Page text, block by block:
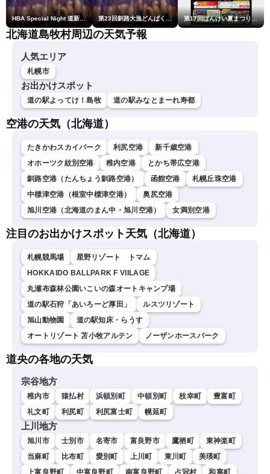
HBA Special Night 道新・秋華火（はなび） 第23回釧路大漁どんぱく花火大会 ～道新・光と音のファンタジー～ 第17回ばんけい夏まつり大花火大会
北海道島牧村周辺の天気予報
人気エリア
札幌市
お出かけスポット
道の駅よってけ！島牧 道の駅みなとまーれ寿都
空港の天気（北海道）
たきかわスカイパーク 利尻空港
新千歳空港
オホーツク紋別空港
稚内空港
とかち帯広空港
釧路空港（たんちょう釧路空港）
函館空港
札幌丘珠空港
中標津空港（根室中標津空港）
奥尻空港
旭川空港（北海道のまん中・旭川空港）
女満別空港
注目のお出かけスポット天気（北海道）
札幌競馬場
星野リゾート トマム
HOKKAIDO BALLPARK F VIILAGE
丸瀬布森林公園いこいの森オートキャンプ場
道の駅石狩「あいろーど厚田」
ルスツリゾート
旭山動物園
道の駅知床・らうす
オートリゾート 苫小牧アルテン
ノーザンホースパーク
道央の各地の天気
宗谷地方
稚内市 猿払村 浜頓別町 中頓別町 枝幸町
豊富町
礼文町
利尻町 利尻富士町 幌延町
上川地方
旭川市 士別市 名寄市 富良野市 鷹栖町
東神楽町
当麻町
比布町 愛別町 上川町 東川町
美瑛町
上富良野町
中富良野町 南富良野町 占冠村
和寒町